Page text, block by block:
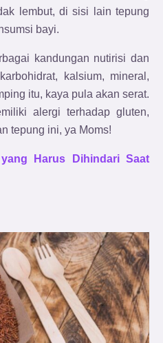
lembut, di sisi lain tepung
bayi.
kandungan nutirisi dan
kalsium, mineral,
itu, kaya pula akan serat.
alergi terhadap gluten,
tepung ini, ya Moms!
Harus Dihindari Saat